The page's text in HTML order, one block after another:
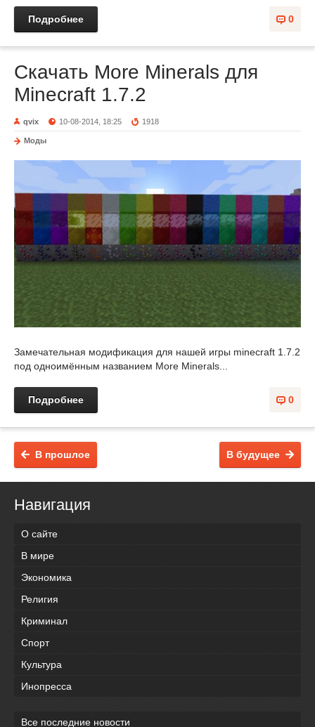
0
Подробнее
Скачать More Minerals для
Minecraft 1.7.2
qvix 10-08-2014, 18:25 1918
Моды
Замечательная модификация для нашей игры minecraft 1.7.2
под одноимённым названием More Minerals...
0
Подробнее
В будущее
В прошлое
Навигация
О сайте
В мире
Экономика
Религия
Криминал
Спорт
Культура
Инопресса
Все последние новости